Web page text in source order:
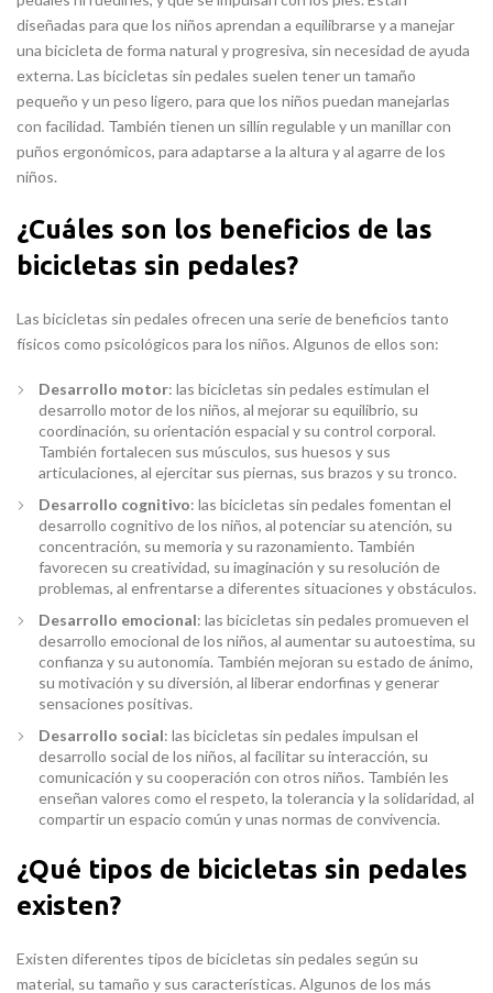
diseñadas para que los niños aprendan a equilibrarse y a manejar
una bicicleta de forma natural y progresiva, sin necesidad de ayuda
externa. Las bicicletas sin pedales suelen tener un tamaño
pequeño y un peso ligero, para que los niños puedan manejarlas
con facilidad. También tienen un sillín regulable y un manillar con
puños ergonómicos, para adaptarse a la altura y al agarre de los
niños.
¿Cuáles son los beneficios de las
bicicletas sin pedales?
Las bicicletas sin pedales ofrecen una serie de beneficios tanto
físicos como psicológicos para los niños. Algunos de ellos son:
Desarrollo motor: las bicicletas sin pedales estimulan el
desarrollo motor de los niños, al mejorar su equilibrio, su
coordinación, su orientación espacial y su control corporal.
También fortalecen sus músculos, sus huesos y sus
articulaciones, al ejercitar sus piernas, sus brazos y su tronco.
Desarrollo cognitivo: las bicicletas sin pedales fomentan el
desarrollo cognitivo de los niños, al potenciar su atención, su
concentración, su memoria y su razonamiento. También
favorecen su creatividad, su imaginación y su resolución de
problemas, al enfrentarse a diferentes situaciones y obstáculos.
Desarrollo emocional: las bicicletas sin pedales promueven el
desarrollo emocional de los niños, al aumentar su autoestima, su
confianza y su autonomía. También mejoran su estado de ánimo,
su motivación y su diversión, al liberar endorfinas y generar
sensaciones positivas.
Desarrollo social: las bicicletas sin pedales impulsan el
desarrollo social de los niños, al facilitar su interacción, su
comunicación y su cooperación con otros niños. También les
enseñan valores como el respeto, la tolerancia y la solidaridad, al
compartir un espacio común y unas normas de convivencia.
¿Qué tipos de bicicletas sin pedales
existen?
Existen diferentes tipos de bicicletas sin pedales según su
material, su tamaño y sus características. Algunos de los más